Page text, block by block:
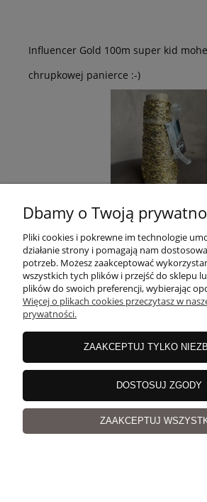
Influencer Gold 100m super kid
chrupkowej panierce :-)
Ara Yellow żółta, fantazyjna włóczka
Dbamy o Twoją
Pliki cookies i pokrewne im technologie
działanie strony i pomagają nam
potrzeb. Możesz zaakceptować
wszystkich tych plików i przejść do sklepu
plików do swoich preferencji, wybierając
Więcej o plikach cookies przeczytasz w
prywatności.
ZAAKCEPTUJ TYLKO
DOSTOSUJ ZGODY
ZAAKCEPTUJ